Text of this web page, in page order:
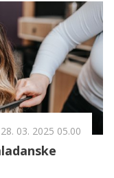
28. 03. 2025 05.00